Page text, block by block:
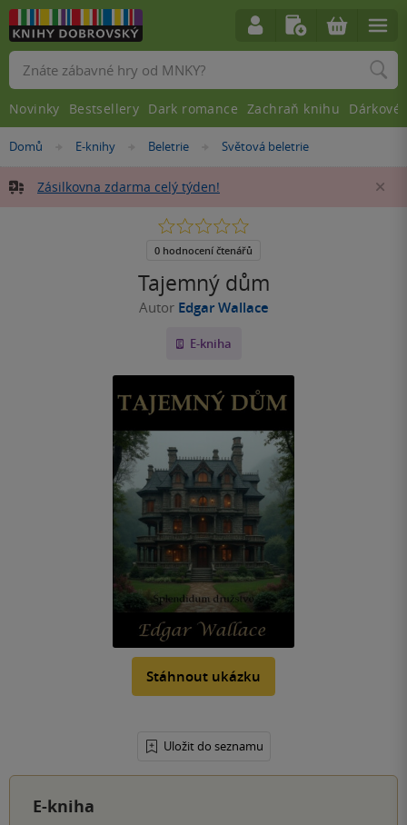
Nacházíte
zde:
Domů »
E-knihy »
Beletrie »
Světová beletrie
Zásilkovna zdarma celý týden!
Tajemný dům
Autor Edgar Wallace
E-kniha
Stáhnout ukázku
Uložit do seznamu
0.0
5
0 hodnocení čtenářů
E-kniha
Vyhledávání
Novinky Bestsellery Dark romance Zachraň knihu Dárkové